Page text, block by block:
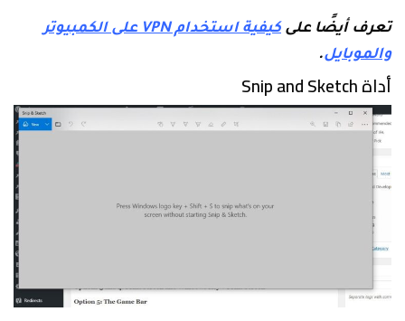
تعرف أيضًا على
كيفية استخدام VPN على الكمبيوتر
والموبايل.
أداة Snip and Sketch